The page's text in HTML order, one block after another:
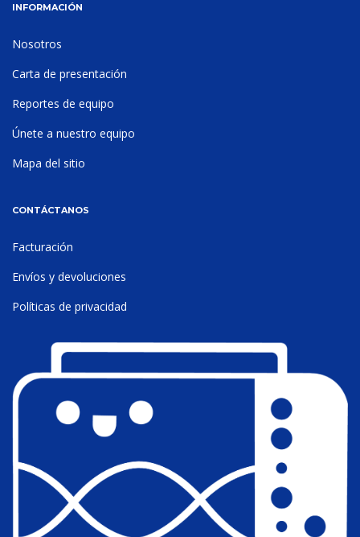
INFORMACIÓN
Nosotros
Carta de presentación
Reportes de equipo
Únete a nuestro equipo
Mapa del sitio
CONTÁCTANOS
Facturación
Envíos y devoluciones
Políticas de privacidad